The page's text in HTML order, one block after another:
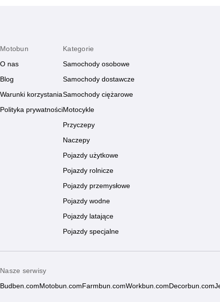
Motobun
O nas
Blog
Warunki korzystania
Polityka prywatności
Kategorie
Samochody osobowe
Samochody dostawcze
Samochody ciężarowe
Motocykle
Przyczepy
Naczepy
Pojazdy użytkowe
Pojazdy rolnicze
Pojazdy przemysłowe
Pojazdy wodne
Pojazdy latające
Pojazdy specjalne
Nasze serwisy
Budben.com Motobun.com Farmbun.comWorkbun.com Decorbun.com